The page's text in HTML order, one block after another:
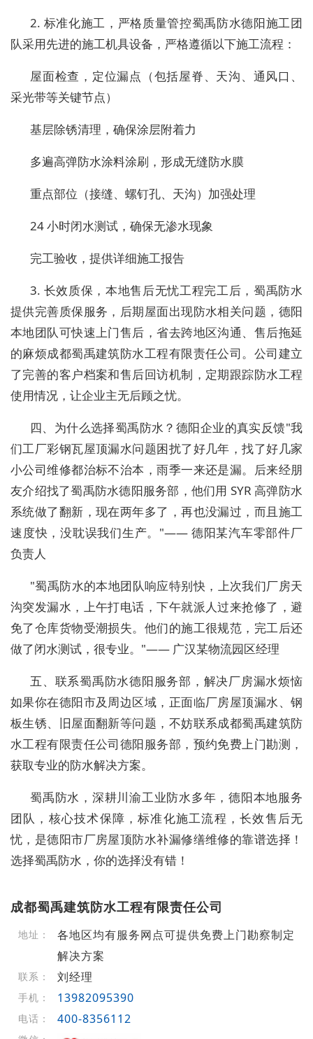
2. 标准化施工，严格质量管控蜀禹防水德阳施工团
队采用先进的施工机具设备，严格遵循以下施工流程：
屋面检查，定位漏点（包括屋脊、天沟、通风口、
采光带等关键节点）
基层除锈清理，确保涂层附着力
多遍高弹防水涂料涂刷，形成无缝防水膜
重点部位（接缝、螺钉孔、天沟）加强处理
24 小时闭水测试，确保无渗水现象
完工验收，提供详细施工报告
3. 长效质保，本地售后无忧工程完工后，蜀禹防水
提供完善质保服务 ，后期屋面出现防水相关问题，德阳
本地团队可快速上门售后，省去跨地区沟通、售后拖延
的麻烦成都蜀禹建筑防水工程有限责任公司。公司建立
了完善的客户档案和售后回访机制，定期跟踪防水工程
使用情况，让企业主无后顾之忧。
四、为什么选择蜀禹防水？德阳企业的真实反馈"我
们工厂彩钢瓦屋顶漏水问题困扰了好几年，找了好几家
小公司维修都治标不治本，雨季一来还是漏。后来经朋
友介绍找了蜀禹防水德阳服务部，他们用 SYR 高弹防水
系统做了翻新，现在两年多了，再也没漏过，而且施工
速度快，没耽误我们生产。"—— 德阳某汽车零部件厂
负责人
"蜀禹防水的本地团队响应特别快，上次我们厂房天
沟突发漏水，上午打电话，下午就派人过来抢修了，避
免了仓库货物受潮损失。他们的施工很规范，完工后还
做了闭水测试，很专业。"—— 广汉某物流园区经理
五、联系蜀禹防水德阳服务部，解决厂房漏水烦恼
如果你在德阳市及周边区域，正面临厂房屋顶漏水、钢
板生锈、旧屋面翻新等问题，不妨联系成都蜀禹建筑防
水工程有限责任公司德阳服务部，预约免费上门勘测，
获取专业的防水解决方案。
蜀禹防水，深耕川渝工业防水多年，德阳本地服务
团队，核心技术保障，标准化施工流程，长效售后无
忧，是德阳市厂房屋顶防水补漏修缮维修的靠谱选择 ！
选择蜀禹防水，你的选择没有错！
成都蜀禹建筑防水工程有限责任公司
地址：
各地区均有服务网点可提供免费上门勘察制定
解决方案
联系： 刘经理
手机： 13982095390
电话： 400-8356112